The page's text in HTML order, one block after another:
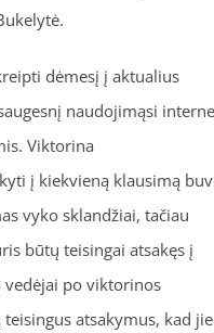
dėmesį į aktualius
naudojimąsi
Viktorina
į kiekvieną klausimą
vyko sklandžiai, tačiau
būtų teisingai atsakęs į
po viktorinos
atsakymus, kad jie